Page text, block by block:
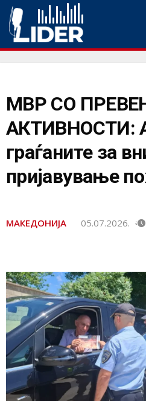
МВР СО
АКТИВНОСТИ:
граѓаните за
пријавување
МАКЕДОНИЈА 05.07.2026.